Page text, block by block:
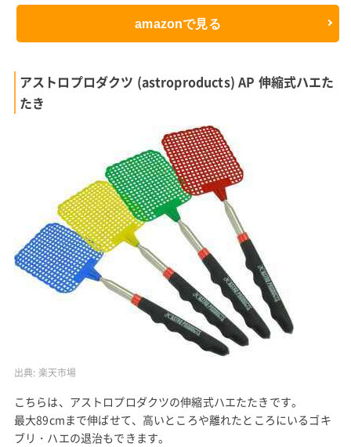
amazonで見る
アストロプロダクツ (astroproducts) AP 伸縮式ハエた
たき
出典: 楽天市場
こちらは、アストロプロダクツの伸縮式ハエたたきです。
最大89cmまで伸ばせて、高いところや離れたところにいるゴキ
ブリ・ハエの退治もできます。